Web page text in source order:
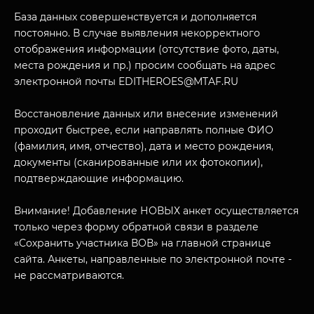
МУЗЕЙНЫЙ КОМПЛЕКС
ПОСЕТИТЕЛЯМ
О НАС
НАЗАД
База данных совершенствуется и дополняется
постоянно. В случае выявления некорректного
отображения информации (отсутствие фото, даты,
места рождения и пр.) просим сообщать на адрес
электронной почты EDITHEROES@MTAF.RU
Восстановление данных или внесение изменений
проходит быстрее, если направлять полные ФИО
(фамилия, имя, отчество), дата и место рождения,
документы (сканированные или их фотокопии),
подтверждающие информацию.
Внимание! Добавление НОВЫХ анкет осуществляется
только через форму обратной связи в разделе
«Сохранить участника ВОВ» на главной странице
сайта. Анкеты, направленные по электронной почте -
не рассматриваются.